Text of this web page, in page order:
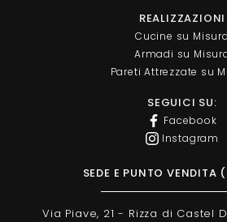
REALIZZAZIONI
Cucine su Misura
Armadi su
Pareti Attrezzate su
SEGUICI SU:
Facebook
Instagram
SEDE E PUNTO VENDITA
Via Piave, 21 - Rizza di Castel